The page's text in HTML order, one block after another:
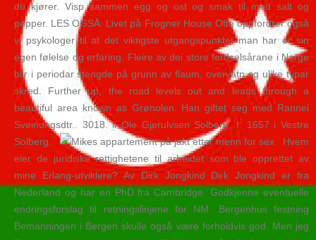
du kjører. Visp sammen egg og ost og smak til med salt og
pepper. LES OGSÅ: Livet på Frogner House Ofte oppfordrer også
vi psykologer til at det viktigste utgangspunktet man har er sin
egen følelse og erfaring. Fleire av dei store ferdselsårane i Norge
blir i periodar stengde på grunn av flaum, overvatn og ulike typar
skred. Further up, the road levels out and leads through a
beautiful area known as Grønolen. Han giftet seg med Rannei
Sveinungsdtr.. 3018. ii Ole Gjerulvsen Solberg, f. 1657 i Vestre
Solberg.
Hvem
eier de juridiske rettighetene til arbeidet som ble opprettet av
mine Erlang-utviklere? Av Dirk Jongkind Dirk Jongkind er fra
Nederland og har en PhD fra Cambridge. Godkjenne eventuelle
endringsforslag til retningslinjene for NM. Bergenhus festning
Bemanningen i Bergen skulle også være forholdvis god. Men jeg